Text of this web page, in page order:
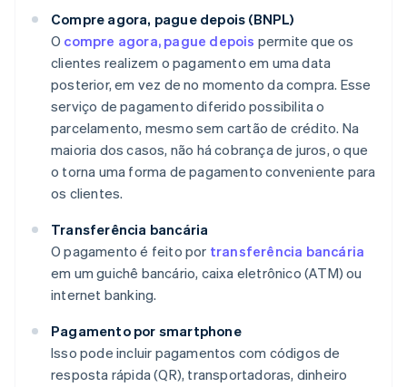
Compre agora, pague depois (BNPL)
O compre agora, pague depois permite que os
clientes realizem o pagamento em uma data
posterior, em vez de no momento da compra. Esse
serviço de pagamento diferido possibilita o
parcelamento, mesmo sem cartão de crédito. Na
maioria dos casos, não há cobrança de juros, o que
o torna uma forma de pagamento conveniente para
os clientes.
​Transferência​ bancária​
O pagamento é feito por transferência bancária
em um guichê bancário, caixa eletrônico (ATM) ou
internet banking.
Pagamento por smartphone
Isso pode incluir pagamentos com códigos de
resposta rápida (QR), transportadoras, dinheiro